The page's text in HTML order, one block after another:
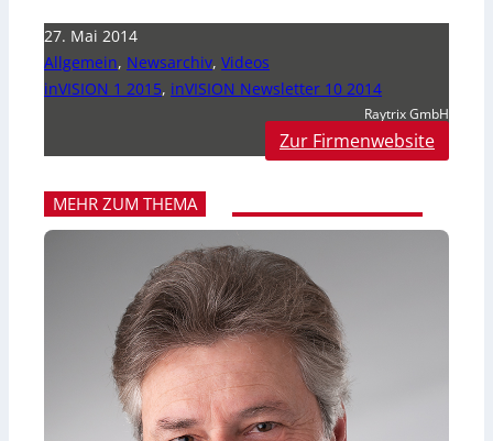
27. Mai 2014
Allgemein, Newsarchiv, Videos
inVISION 1 2015, inVISION Newsletter 10 2014
Raytrix GmbH
Zur Firmenwebsite
MEHR ZUM THEMA